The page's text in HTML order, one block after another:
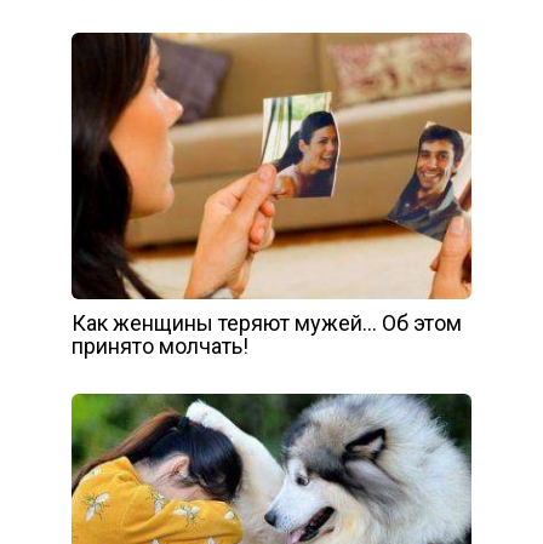
Как женщины теряют мужей… Об этом
принято молчать!